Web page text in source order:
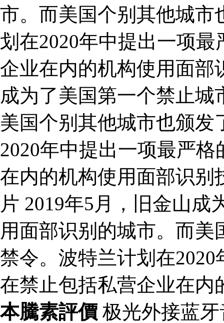
市。而美国个别其他城市
划在2020年中提出一项
企业在内的机构使用面部
成为了美国第一个禁止
美国个别其他城市也颁
2020年中提出一项最严
在内的机构使用面部识别
片 2019年5月，旧金山
用面部识别的城市。而
禁令。波特兰计划在
在禁止包括私营企业在
本騰素評價 极光外接蓝